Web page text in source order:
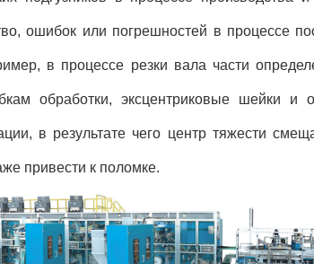
ошибок или погрешностей в процессе
в процессе резки вала части
обработки, эксцентриковые шейки и
в результате чего центр тяжести
привести к поломке.